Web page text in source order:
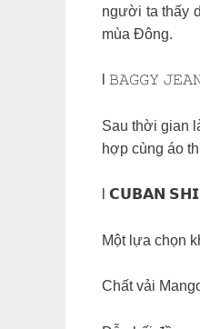
người ta thấy
mùa Đông.
l 𝙱𝙰𝙶𝙶𝚈
Sau thời gian
hợp cùng áo
l 𝗖𝗨𝗕𝗔𝗡
Một lựa chọn
Chất vải